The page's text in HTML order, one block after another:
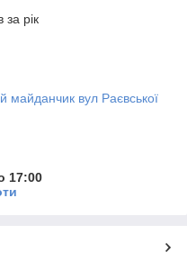
за рік
вул Раєвської
17:00